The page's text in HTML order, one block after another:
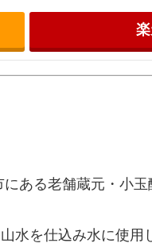
ある老舗蔵元・小
水を仕込み水に使用